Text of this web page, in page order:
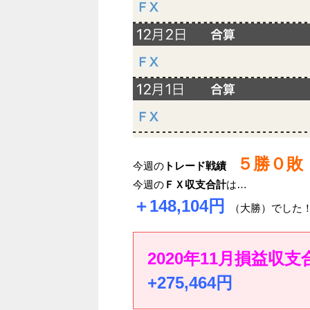
今週の トレード戦績 ５勝０敗
今週の ＦＸ収支合計は…
＋148,104円 （大勝）でした
2020年11月損益収支
+275,464円